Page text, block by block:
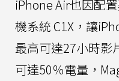
iPhone Air也因配
機系統 C1X，讓
最高可達27小時影
可達50％電量，